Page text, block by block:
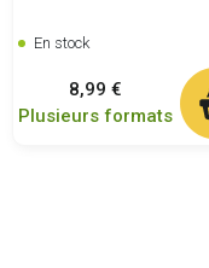
En stock
Prix
8,99 €
Plusieurs formats